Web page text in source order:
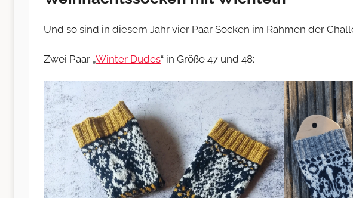
Und so sind in diesem Jahr vier Paar Socken im Rahmen der
Zwei Paar „Winter Dudes“ in Größe 47 und 48: